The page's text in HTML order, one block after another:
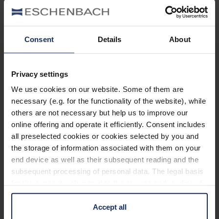
Consent Details About
Privacy settings
We use cookies on our website. Some of them are
necessary (e.g. for the functionality of the website), while
others are not necessary but help us to improve our
online offering and operate it efficiently. Consent includes
all preselected cookies or cookies selected by you and
the storage of information associated with them on your
end device as well as their subsequent reading and the
subsequent processing of personal data. The legal basis
information is Art. 25 para. 1 TDDDG and with regard to
the processing of personal data Art. 6 para. 1 lit. a
Accept all
Développement et
fabricationau plus
haut niveau
De l’idée initiale au produit fini, Eschenbach Optik
s’appuie sur des processus de développement et de
fabrication modernes et parfaitement coordonnés.
Le développement numérique assisté par logiciel, le
prototypage rapide, notamment grâce à l’impression
3D, ainsi que des procédures de test complètes
permettent d’optimiser les produits de manière
La fabrication repose sur des matériaux haut de